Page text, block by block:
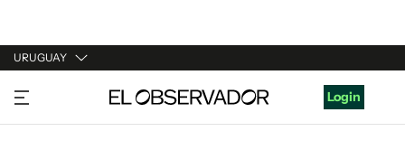
URUGUAY
URUGUAY
ARGENTINA
Login